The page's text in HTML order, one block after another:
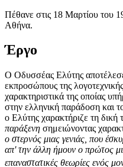
Πέθανε στις 18 Μαρτίου του
Αθήνα.
Έργο
Ο Οδυσσέας Ελύτης
εκπροσώπους της
χαρακτηριστικά της οποίας
στην ελληνική παράδοση και
ο Ελύτης χαρακτήριζε τη
παράξενη σημειώνοντας
ο στερνός μιας γενιάς, που
απ' την άλλη ήμουν ο πρώτος
επαναστατικές θεωρίες ενός